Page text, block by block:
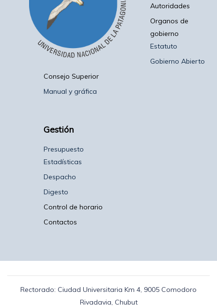
Autoridades
Organos de
gobierno
Estatuto
Gobierno Abierto
Consejo Superior
Manual y gráfica
Gestión
Presupuesto
Estadísticas
Despacho
Digesto
Control de horario
Contactos
Rectorado: Ciudad Universitaria Km 4, 9005 Comodoro
Rivadavia, Chubut